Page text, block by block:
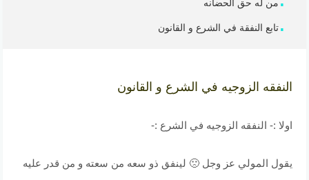
من له حق الحضانه
تابع النفقة في الشرع و القانون
النفقه الزوجيه في الشرع و القانون
اولا :- النفقه الزوجيه في الشرع :-
يقول المولي عز وجل 🙁 لينفق ذو سعه من سعته و من قدر عليه